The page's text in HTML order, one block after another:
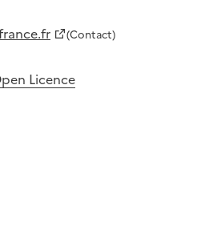
(Contact)
Licence